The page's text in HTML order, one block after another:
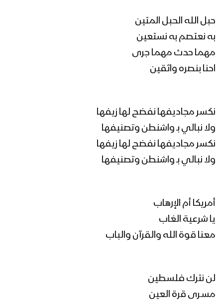
حبل الله الحبل المتين
به نعتصم به نستعين
مهما حدث مهما جرى
احنا بنصره واثقين
نكسر مجاديفها نفضح لها زيفها
ولا نبالي بـ واشنطن وتصنيفها
نكسر مجاديفها نفضح لها زيفها
ولا نبالي بـ واشنطن وتصنيفها
أمريكا أم الإرهاب
يا شرعية الغاب
معنا قوة الله والقرآن والباب
لن نترك فلسطين
مسـرى قرة العين